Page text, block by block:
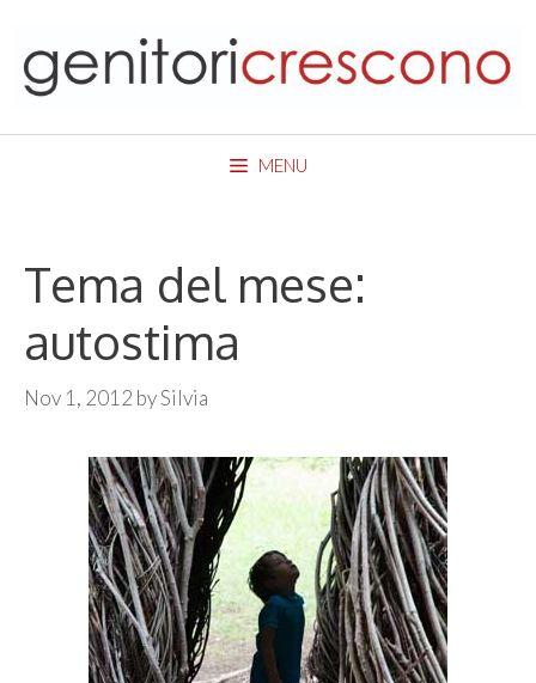
content
MENU
Tema del mese:
autostima
Nov 1, 2012 bySilvia